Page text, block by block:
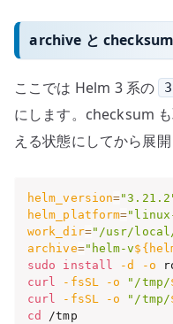
archive と
ここでは Helm 3 系の
にします。checksum
える状態にしてから展開
helm_version=
helm_platform="linux-
work_dir="/usr/
archive="helm-v
sudo
install -d -o
curl
-fsSL -o "/tmp/
curl
-fsSL -o "/tmp/
cd
/tmp